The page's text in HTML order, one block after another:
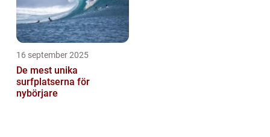
16 september 2025
De mest unika
surfplatserna för
nybörjare